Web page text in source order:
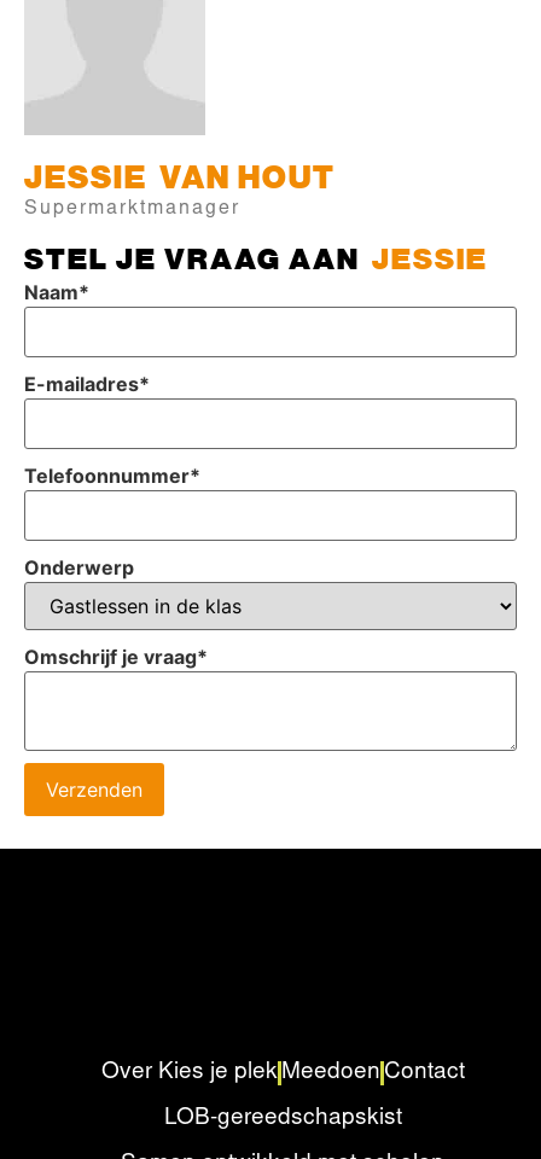
JESSIE VAN HOUT
Supermarktmanager
STEL JE VRAAG AAN JESSIE
Naam*
E-mailadres*
Telefoonnummer*
Onderwerp
Omschrijf je vraag*
Verzenden
Over Kies je plek Meedoen Contact
LOB-gereedschapskist